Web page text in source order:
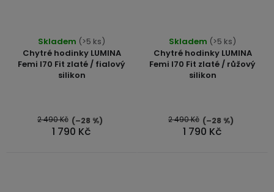
Chytré hodinky LUMINA
Femi I70 Fit zlaté / fialový
silikon
Skladem (>5 ks)
1 790 Kč
2 490 Kč (–28 %)
Chytré hodinky LUMINA
Femi I70 Fit zlaté / růžový
silikon
Skladem (>5 ks)
1 790 Kč
2 490 Kč (–28 %)